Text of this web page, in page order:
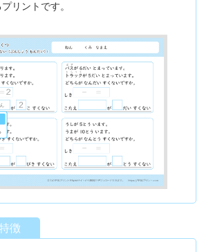
リントです。
徴